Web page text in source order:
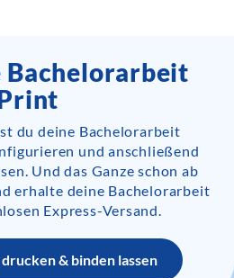
Bachelorarbeit
du deine Bachelorarbeit
und anschließend
Und das Ganze schon ab
erhalte deine Bachelorarbeit
Express-Versand.
& binden lassen